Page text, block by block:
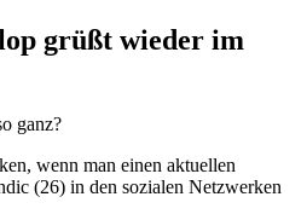
grüßt wieder im
ganz?
wenn man einen aktuellen
(26) in den sozialen Netzwerken